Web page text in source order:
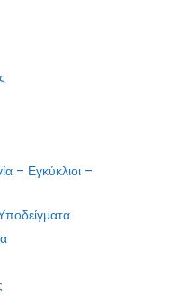
– Εγκύκλιοι –